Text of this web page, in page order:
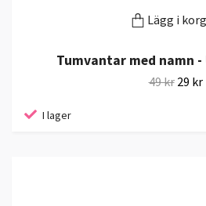
Lägg i
Tumvantar med namn
49 kr 29 kr
I lager